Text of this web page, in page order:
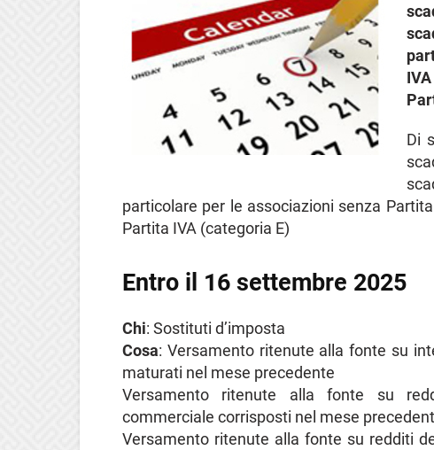
Di
particolare per le associazioni senza
Partita IVA (categoria E)
Entro il 16 settembre 2025
Chi: Sostituti d’imposta
Cosa: Versamento ritenute alla fonte su
maturati nel mese precedente
Versamento ritenute alla fonte su
commerciale corrisposti nel mese
Versamento ritenute alla fonte su redditi